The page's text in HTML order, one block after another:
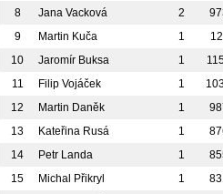
8
Jana Vacková 2
9
Martin Kuča 1
10
Jaromír Buksa 1
11
Filip Vojáček 1
12
Martin Daněk 1
13
Kateřina Rusá 1
14
Petr Landa 1
15
Michal Přikryl 1